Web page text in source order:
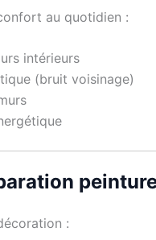
au quotidien :
intérieurs
(bruit voisinage)
: